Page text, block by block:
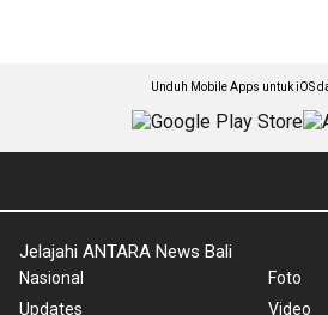
Unduh Mobile Apps untuk iOS
Jelajahi ANTARA News Bali
Nasional
Updates
Foto
Video